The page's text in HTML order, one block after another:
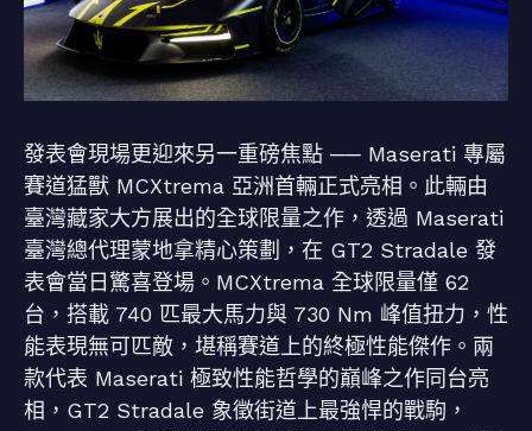
發表會現場更迎來另一重磅焦點 ── Maserati 專屬
賽道猛獸 MCXtrema 亞洲首輛正式亮相。此輛由
臺灣藏家大方展出的全球限量之作，透過 Maserati
臺灣總代理蒙地拿精心策劃，在 GT2 Stradale 發
表會當日驚喜登場。MCXtrema 全球限量僅 62
台，搭載 740 匹最大馬力與 730 Nm 峰值扭力，性
能表現無可匹敵，堪稱賽道上的終極性能傑作。兩
款代表 Maserati 極致性能哲學的巔峰之作同台亮
相，GT2 Stradale 象徵街道上最強悍的戰駒，